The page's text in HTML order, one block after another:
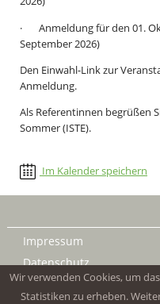
Wir verwenden Cookies, um
Statistiken zu erheben.
· Anmeldung für den 01.
September 2026)
Den Einwahl-Link zur
Anmeldung.
Als Referentinnen begrüßen
Sommer (ISTE).
Im Kalender speichern
Impressum
Datenschutz